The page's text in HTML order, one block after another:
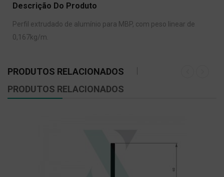
Descrição Do Produto
Perfil extrudado de alumínio para MBP, com peso linear de
0,167kg/m.
PRODUTOS RELACIONADOS
PRODUTOS RELACIONADOS